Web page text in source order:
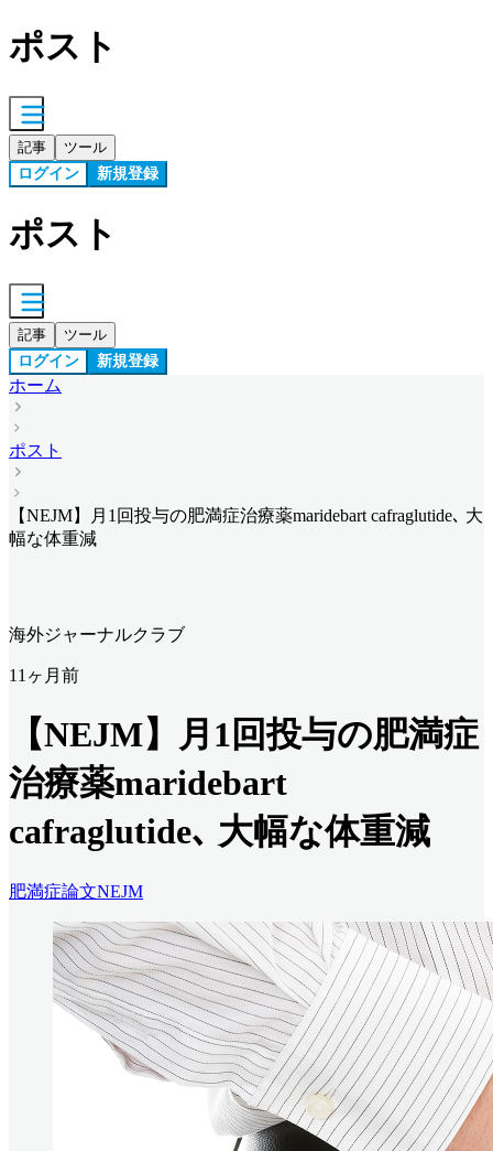
ポスト
記事 ツール
ログイン 新規登録
ポスト
記事 ツール
ログイン 新規登録
ホーム
ポスト
【NEJM】月1回投与の肥満症治療薬maridebart cafraglutide､ 大
幅な体重減
海外ジャーナルクラブ
11ヶ月前
【NEJM】月1回投与の肥満症
治療薬maridebart
cafraglutide､ 大幅な体重減
肥満症論文NEJM